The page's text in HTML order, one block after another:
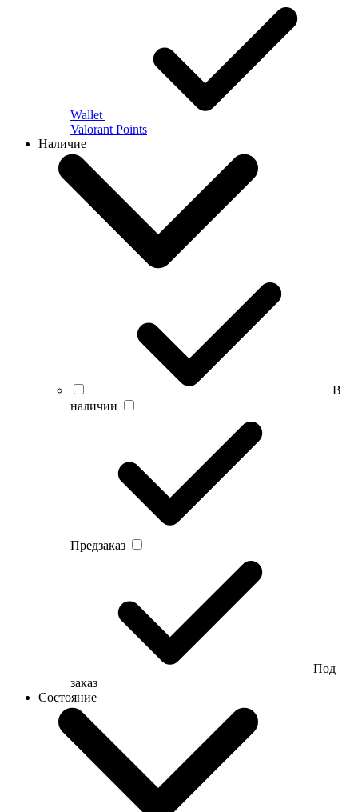
Wallet
Valorant Points
Наличие
В
наличии
Предзаказ
Под
заказ
Состояние